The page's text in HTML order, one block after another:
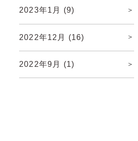
2023年1月 (9)
2022年12月 (16)
2022年9月 (1)